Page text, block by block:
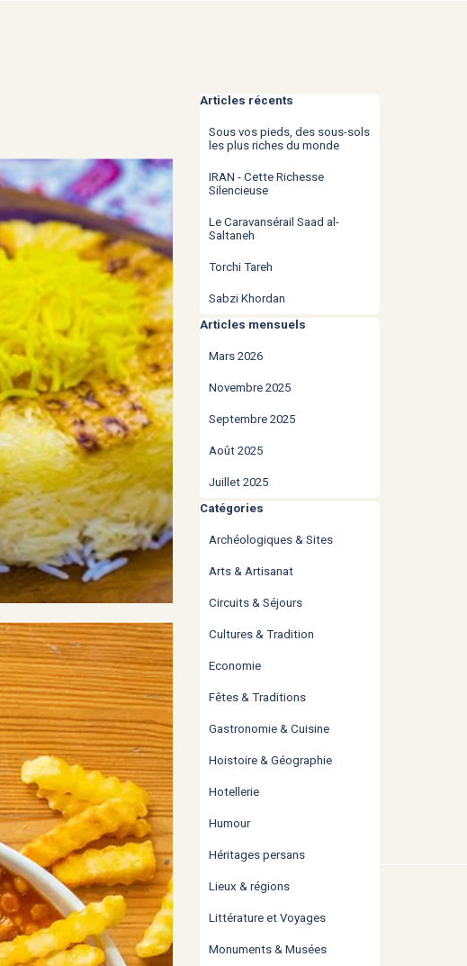
Sauter le bloc Articles récents
Articles récents
Sous vos pieds, des sous-sols
les plus riches du monde
IRAN - Cette Richesse
Silencieuse
Le Caravansérail Saad al-
Saltaneh
Torchi Tareh
Sabzi Khordan
Sauter le bloc Articles mensuels
Articles mensuels
Mars 2026
Novembre 2025
Septembre 2025
Août 2025
Juillet 2025
Sauter le bloc Catégories
Catégories
Archéologiques & Sites
Arts & Artisanat
Circuits & Séjours
Cultures & Tradition
Economie
Fêtes & Traditions
Gastronomie & Cuisine
Hoistoire & Géographie
Hotellerie
Humour
Héritages persans
Lieux & régions
Littérature et Voyages
Monuments & Musées